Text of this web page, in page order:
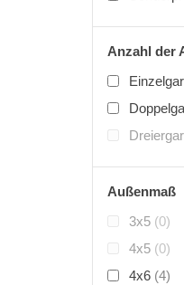
Anzahl der
Außenmaß
3x5 (0)
4x5 (0)
4x6 (4)